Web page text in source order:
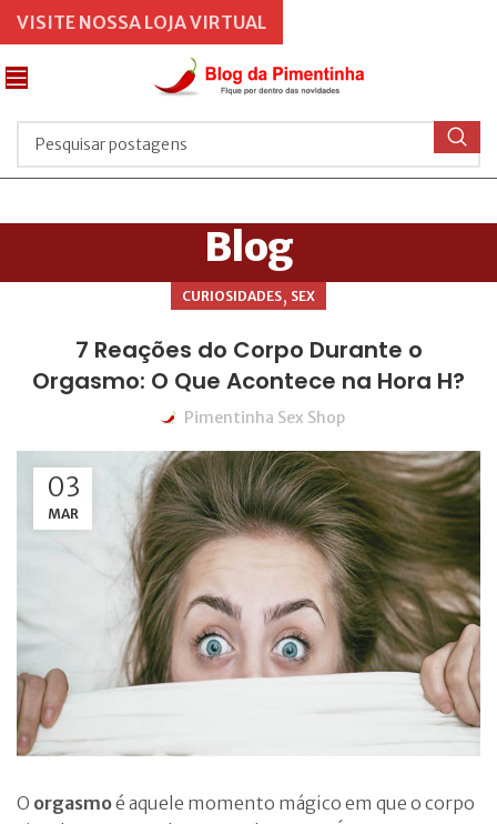
Blog
CURIOSIDADES, SEX
7 Reações do Corpo Durante o
Orgasmo: O Que Acontece na Hora H?
Pimentinha Sex Shop
03
MAR
O orgasmoé aquele momento mágico em que o corpo
VISITE NOSSA LOJA VIRTUAL